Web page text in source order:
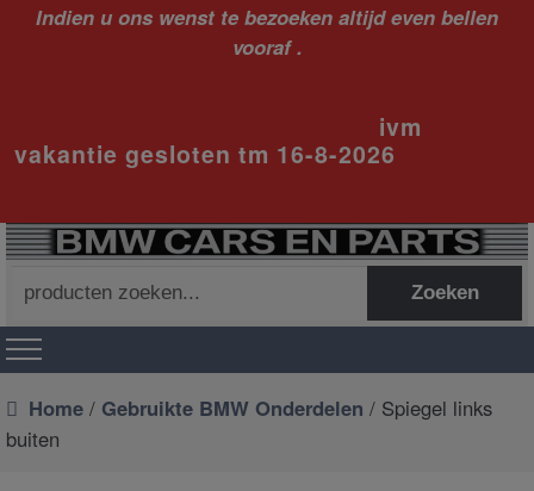
Indien u ons wenst te bezoeken altijd even bellen
vooraf .
ivm
vakantie gesloten tm 16-8-2026
naar:
Zoeken
Home / Gebruikte BMW Onderdelen / Spiegel links
buiten